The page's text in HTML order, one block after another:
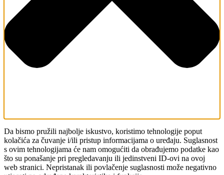
Da bismo pružili najbolje iskustvo, koristimo tehnologije poput
kolačića za čuvanje i/ili pristup informacijama o uređaju. Suglasnost
s ovim tehnologijama će nam omogućiti da obrađujemo podatke kao
što su ponašanje pri pregledavanju ili jedinstveni ID-ovi na ovoj
web stranici. Nepristanak ili povlačenje suglasnosti može negativno